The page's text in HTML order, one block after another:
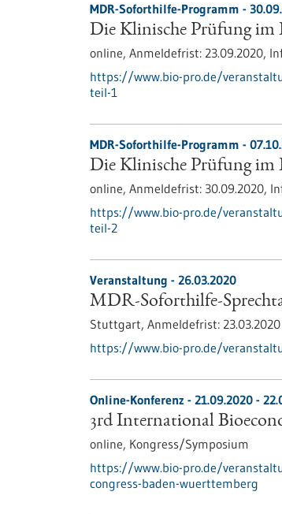
MDR-Soforthilfe-Programm -
Die Klinische Prüfung im
online, Anmeldefrist: 23.09.2020,
https://www.bio-pro.de/
teil-1
MDR-Soforthilfe-Programm -
Die Klinische Prüfung im
online, Anmeldefrist: 30.09.2020,
https://www.bio-pro.de/
teil-2
Veranstaltung - 26.03.2020
MDR-Soforthilfe-
Stuttgart, Anmeldefrist: 23.03.2020
https://www.bio-pro.de/
Online-Konferenz - 21.09.2020 -
3rd International
online, Kongress/Symposium
https://www.bio-pro.de/
congress-baden-wuerttemberg